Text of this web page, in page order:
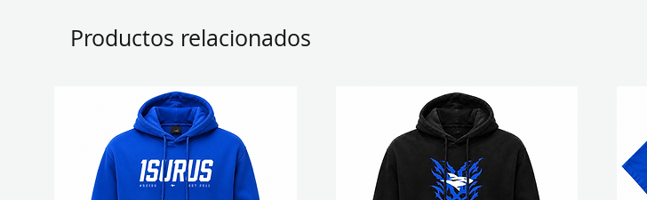
Productos relacionados